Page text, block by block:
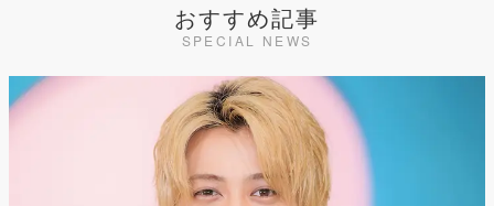
おすすめ記事
SPECIAL NEWS